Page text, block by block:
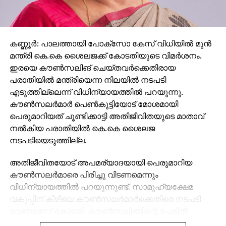
സിപിഎമ്മിന്റെ കപട മതേതരവാദവും ജനാധിപത്യ
സംവിധാനത്തിന് ശാപമാണ്. രാഷ്ട്രീപക്ഷപാത
പയ്യന്നൂരില്‍ ബിഎല്‍ഒയുടെ ആത്മഹത്യയ്ക്ക്
കാരണമെന്നും കെസി വേണുഗോപാല്‍ പറഞ്ഞു.
കണ്ണൂര്‍: പാലത്തായി പോക്സോ കേസ് വിധിയില്‍ മുന്‍
മന്ത്രി കെ.കെ ശൈലജക്ക് കോടതിയുടെ വിമര്‍ശനം.
ഇരയെ കൗണ്‍സലിങ് ചെയ്തവര്‍ക്കെതിരായ
പരാതിയില്‍ മന്ത്രിയെന്ന നിലയില്‍ നടപടി
എടുത്തില്ലെന്ന് വിധിന്യായത്തില്‍ പറയുന്നു.
കൗണ്‍സലര്‍മാര്‍ പെണ്‍കുട്ടിയോട് മോശമായി
പെരുമാറിയത് ചൂണ്ടിക്കാട്ടി അതിജീവിതയുടെ മാതാവ്
നല്‍കിയ പരാതിയില്‍ കെ.കെ ശൈലജ
നടപടിയെടുത്തില്ല.
അതിജീവിതയോട് അപമര്യാദയായി പെരുമാറിയ
കൗണ്‍സലര്‍മാരെ പിരിച്ചു വിടണമെന്നും
വിധിന്യായത്തില്‍ പറയുന്നുണ്ട്. സാമൂഹ്യക്ഷേമ
വകുപ്പിന് കീഴിലെ കൗണ്‍സലര്‍മാര്‍ക്കെതിരെ നടപടി
കൗണ്‍സലര്‍മാര്‍ കുട്ടിയെ മാനസികമായി